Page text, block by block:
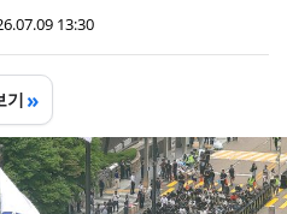
13:30
기 »